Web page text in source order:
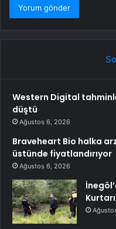
Western Digital
düştü
Ağustos 6, 2026
Braveheart Bio halka
üstünde fiyatlandırıyor
Ağustos 6, 2026